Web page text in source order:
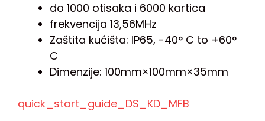
do 1000 otisaka i 6000 kartica
frekvencija 13,56MHz
Zaštita kućišta: IP65, -40° C to +60°
C
Dimenzije: 100mm×100mm×35mm
quick_start_guide_DS_KD_MFB